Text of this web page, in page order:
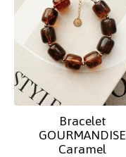
Bracelet
GOURMANDISE
Caramel